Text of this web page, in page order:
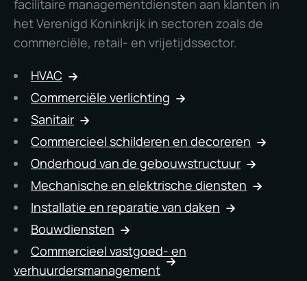
facilitaire managementdiensten aan klanten in
het Verenigd Koninkrijk in sectoren zoals de
commerciële, retail- en vrijetijdssector.
HVAC
Commerciële verlichting
Sanitair
Commercieel schilderen en decoreren
Onderhoud van de gebouwstructuur
Mechanische en elektrische diensten
Installatie en reparatie van daken
Bouwdiensten
Commercieel vastgoed- en
verhuurdersmanagement